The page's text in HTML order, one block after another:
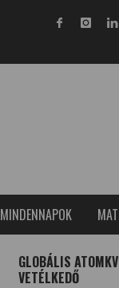
MINDENNAPOK
GLOBÁLIS
VETÉLKEDŐ